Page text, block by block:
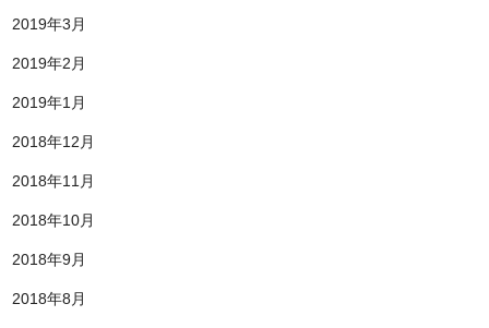
2019年3月
2019年2月
2019年1月
2018年12月
2018年11月
2018年10月
2018年9月
2018年8月